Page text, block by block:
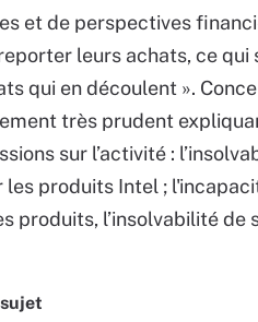
et de perspectives
leurs achats, ce
qui en découlent ».
très prudent
sur l’activité :
les produits Intel ;
produits, l’insolvabilité de